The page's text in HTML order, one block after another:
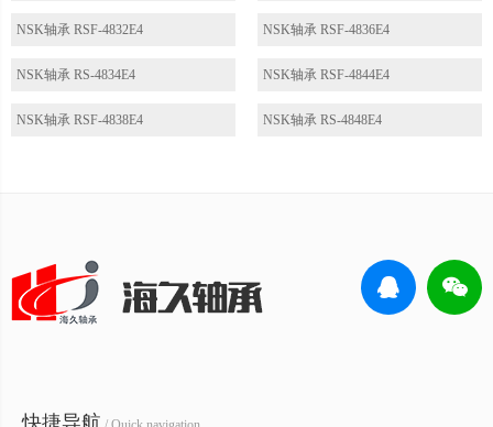
NSK轴承 RSF-4832E4 NSK轴承 RSF-4836E4
NSK轴承 RS-4834E4 NSK轴承 RSF-4844E4
NSK轴承 RSF-4838E4 NSK轴承 RS-4848E4